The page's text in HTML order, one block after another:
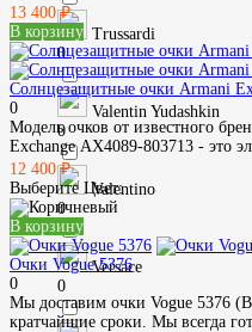
Trussardi
0
Valentin Yudashkin
0
Valentino
0
Versace
0
13 400 ₽
В корзину
Солнцезащитные очки Armani
0
Модель очков от известного
Exchange AX4089-803713 - это
12 400 ₽
Выберите Цвет:
В корзину
Очки Vogue 5376
0
Мы доставим очки Vogue 5376
кратчайшие сроки. Мы всегда